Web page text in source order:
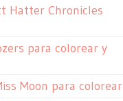
Hatter Chronicles
para colorear y
Moon para colorear